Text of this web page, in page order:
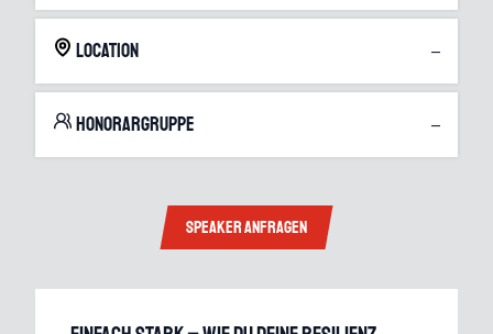
Location –
Honorargruppe –
Speaker anfragen